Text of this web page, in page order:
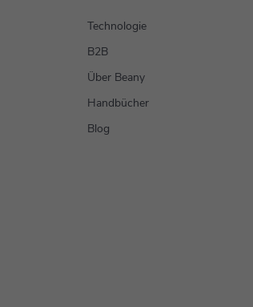
Technologie
B2B
Über Beany
Handbücher
Blog